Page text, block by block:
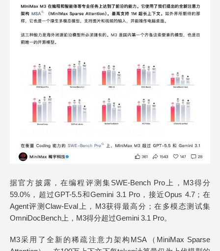
据官方披露，在编程评测集SWE-Bench Pro上，M3得分
59.0%，超过GPT-5.5和Gemini 3.1 Pro，接近Opus 4.7；在
Agent评测Claw-Eval上，M3获得最高分；在多模态测试集
OmniDocBench上，M3得分超过Gemini 3.1 Pro。
M3采用了全新的稀疏注意力架构MSA（MiniMax Sparse